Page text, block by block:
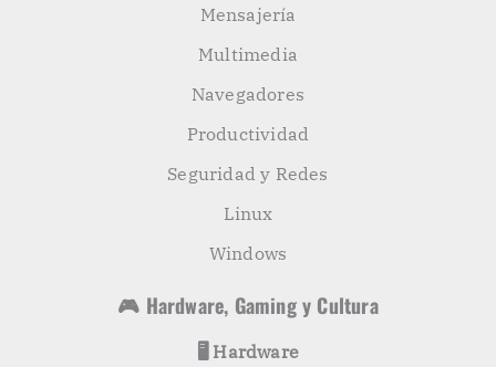
Mensajería
Multimedia
Navegadores
Productividad
Seguridad y Redes
Linux
Windows
🎮 Hardware, Gaming y Cultura
🖥️ Hardware